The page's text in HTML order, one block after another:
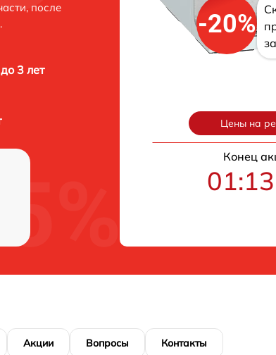
после
3 лет
-20%
Цены на
Конец
Акции Вопросы Контакты